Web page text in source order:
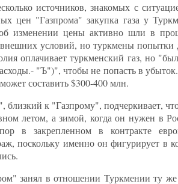
источников, знакомых с
цен "Газпрома" закупка газа у
изменении цены активно шли в
внешних условий, но туркмены
оплачивает туркменский газ, но
"Ъ")", чтобы не попасть в
составить $300-400 млн.
к "Газпрому", подчеркивает,
летом, а зимой, когда он нужен в
в закрепленном в контракте
поскольку именно он фигурирует в
занял в отношении Туркмении ту